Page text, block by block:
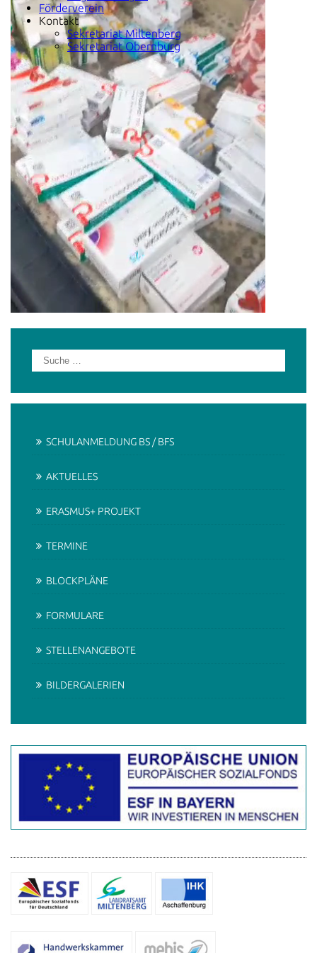
Förderverein
Kontakt
Sekretariat Miltenberg
Sekretariat Obernburg
SCHULANMELDUNG BS / BFS
AKTUELLES
ERASMUS+ PROJEKT
TERMINE
BLOCKPLÄNE
FORMULARE
STELLENANGEBOTE
BILDERGALERIEN